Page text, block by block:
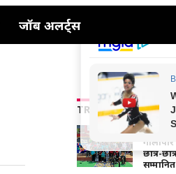
जॉब अलर्ट्स
TRENDING NEWS
छात्र-
सम्मानित